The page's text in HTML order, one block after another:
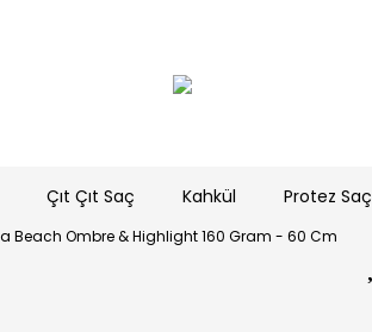
Çıt Çıt Saç Kahkül Protez Saç